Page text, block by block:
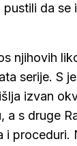
da se
njihovih
serije. S
izvan
a s druge
i proceduri.